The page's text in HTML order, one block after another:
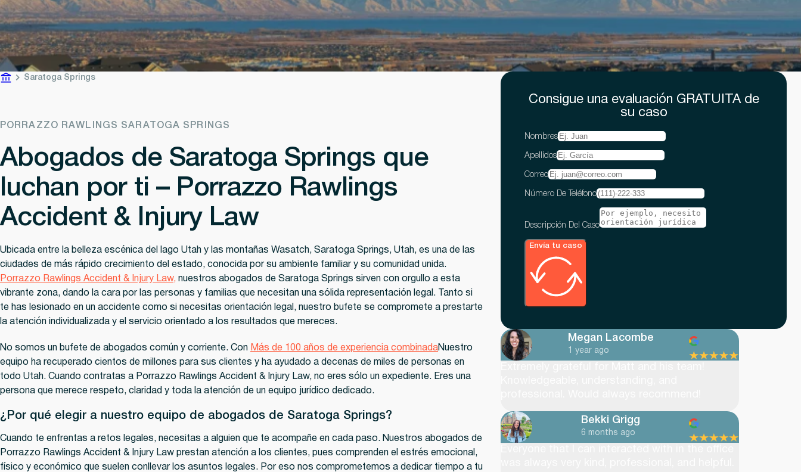
Saratoga Springs
PORRAZZO RAWLINGS SARATOGA SPRINGS
Abogados de Saratoga Springs que
luchan por ti – Porrazzo Rawlings
Accident & Injury Law
Ubicada entre la belleza escénica del lago Utah y las montañas Wasatch, Saratoga Springs, Utah, es una de las
ciudades de más rápido crecimiento del estado, conocida por su ambiente familiar y su comunidad unida.
Porrazzo Rawlings Accident & Injury Law, nuestros abogados de Saratoga Springs sirven con orgullo a esta
vibrante zona, dando la cara por las personas y familias que necesitan una sólida representación legal. Tanto si
te has lesionado en un accidente como si necesitas orientación legal, nuestro bufete se compromete a prestarte
la atención individualizada y el servicio orientado a los resultados que mereces.
No somos un bufete de abogados común y corriente. Con Más de 100 años de experiencia combinadaNuestro
equipo ha recuperado cientos de millones para sus clientes y ha ayudado a decenas de miles de personas en
todo Utah. Cuando contratas a Porrazzo Rawlings Accident & Injury Law, no eres sólo un expediente. Eres una
persona que merece respeto, claridad y toda la atención de un equipo jurídico dedicado.
¿Por qué elegir a nuestro equipo de abogados de Saratoga Springs?
Cuando te enfrentas a retos legales, necesitas a alguien que te acompañe en cada paso. Nuestros abogados de
Porrazzo Rawlings Accident & Injury Law prestan atención a los clientes, pues comprenden el estrés emocional,
físico y económico que suelen conllevar los asuntos legales. Por eso nos comprometemos a dedicar tiempo a tu
Consigue una evaluación GRATUITAde
su caso
Nombres
Apellidos
Correo
Número De Teléfono
Descripción Del Caso
Envía tu caso
Megan Lacombe
1 year ago
Bekki Grigg
6 months ago